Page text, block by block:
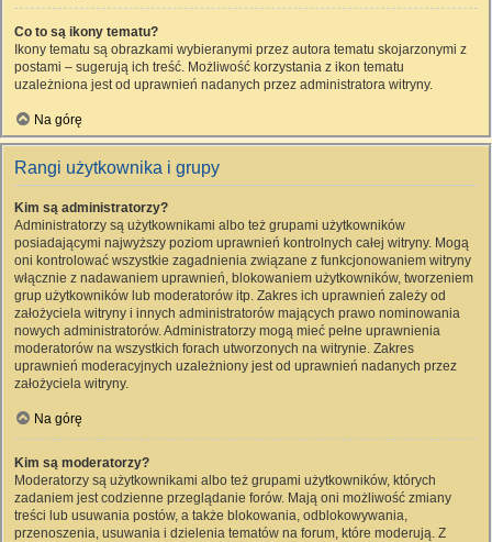
Co to są ikony tematu?
Ikony tematu są obrazkami wybieranymi przez autora tematu skojarzonymi z
postami – sugerują ich treść. Możliwość korzystania z ikon tematu
uzależniona jest od uprawnień nadanych przez administratora witryny.
Na górę
Rangi użytkownika i grupy
Kim są administratorzy?
Administratorzy są użytkownikami albo też grupami użytkowników
posiadającymi najwyższy poziom uprawnień kontrolnych całej witryny. Mogą
oni kontrolować wszystkie zagadnienia związane z funkcjonowaniem witryny
włącznie z nadawaniem uprawnień, blokowaniem użytkowników, tworzeniem
grup użytkowników lub moderatorów itp. Zakres ich uprawnień zależy od
założyciela witryny i innych administratorów mających prawo nominowania
nowych administratorów. Administratorzy mogą mieć pełne uprawnienia
moderatorów na wszystkich forach utworzonych na witrynie. Zakres
uprawnień moderacyjnych uzależniony jest od uprawnień nadanych przez
założyciela witryny.
Na górę
Kim są moderatorzy?
Moderatorzy są użytkownikami albo też grupami użytkowników, których
zadaniem jest codzienne przeglądanie forów. Mają oni możliwość zmiany
treści lub usuwania postów, a także blokowania, odblokowywania,
przenoszenia, usuwania i dzielenia tematów na forum, które moderują. Z